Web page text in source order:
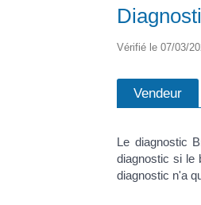
Vérifié le 07/03/
Vendeur
Le diagnostic
diagnostic si le
diagnostic n'a